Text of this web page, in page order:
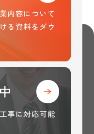
内容について
る資料をダウ
事に対応可能